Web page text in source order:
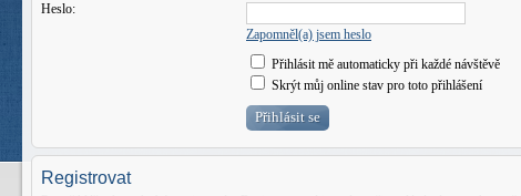
Heslo:
Zapomněl(a) jsem heslo
Přihlásit mě automaticky při každé návštěvě
Skrýt můj online stav pro toto přihlášení
Registrovat